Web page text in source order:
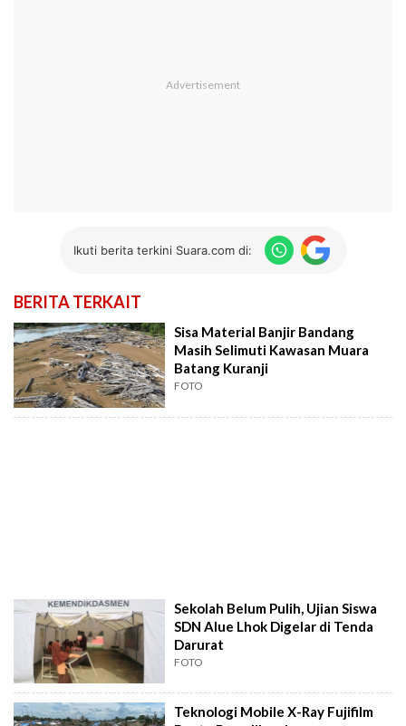
Ikuti berita terkini Suara.com di:
BERITA TERKAIT
Sisa Material Banjir Bandang
Masih Selimuti Kawasan Muara
Batang Kuranji
FOTO
Sekolah Belum Pulih, Ujian Siswa
SDN Alue Lhok Digelar di Tenda
Darurat
FOTO
Teknologi Mobile X-Ray Fujifilm